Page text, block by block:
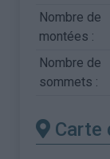
Nombre de
montées :
Nombre de
sommets :
Carte